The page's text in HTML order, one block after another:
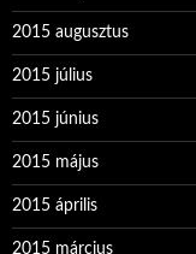
2015 augusztus
2015 július
2015 június
2015 május
2015 április
2015 március